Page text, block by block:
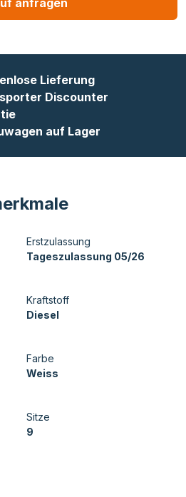
anfragen
Lieferung
Discounter
auf Lager
Erstzulassung
Tageszulassung 05/26
Kraftstoff
Diesel
Farbe
Weiss
Sitze
9